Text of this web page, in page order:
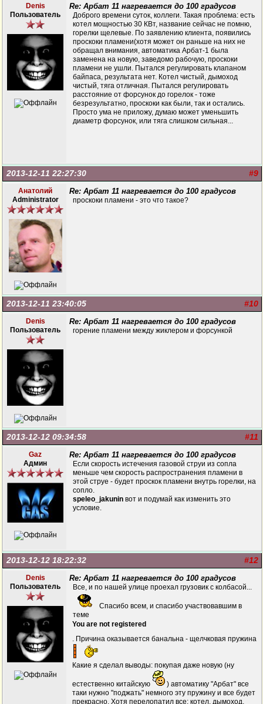
Denis
Пользователь
Re: Арбат 11 нагревается до 100 градусов
Доброго времени суток, коллеги. Такая проблема: есть
котел мощностью 30 КВт, название сейчас не помню,
горелки щелевые. По заявлению клиента, появились
проскоки пламени(хотя может он раньше на них не
обращал внимания, автоматика Арбат-1 была
заменена на новую, заведомо рабочую, проскоки
пламени не ушли. Пытался регулировать клапаном
байпаса, результата нет. Котел чистый, дымоход
чистый, тяга отличная. Пытался регулировать
расстояние от форсунок до горелок - тоже
безрезультатно, проскоки как были, так и остались.
Просто ума не приложу, думаю может уменьшить
диаметр форсунок, или тяга слишком сильная...
#9
2013-12-11 22:27:30
Анатолий
Administrator
Re: Арбат 11 нагревается до 100 градусов
проскоки пламени - это что такое?
#10
2013-12-11 23:40:05
Denis
Пользователь
Re: Арбат 11 нагревается до 100 градусов
горение пламени между жиклером и форсункой
#11
2013-12-12 09:34:58
Gaz
Админ
Re: Арбат 11 нагревается до 100 градусов
Если скорость истечения газовой струи из сопла
меньше чем скорость распространения пламени в
этой струе - будет проскок пламени внутрь горелки, на
сопло.
speleo_jakunin вот и подумай как изменить это
условие.
#12
2013-12-12 18:22:32
Denis
Пользователь
Re: Арбат 11 нагревается до 100 градусов
Все, и по нашей улице проехал грузовик с колбасой...
Спасибо всем, и спасибо участвовавшим в
теме
You are not registered
. Причина оказывается банальна - щелчковая пружина
Какие я сделал выводы: покупая даже новую (ну
естественно китайскую
) автоматику "Арбат" все
таки нужно "поджать" немного эту пружину и все будет
прекрасно. Хотя перелопатил все: котел, дымоход,